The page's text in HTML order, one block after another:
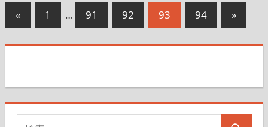
投
ペ
ー
«前
の
記
1 … 91 92 93 94
次
の
記
»